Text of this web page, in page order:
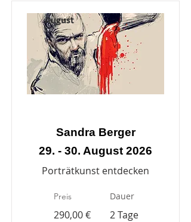
August
Sandra Berger
29. - 30. August 2026
Porträtkunst entdecken
Preis Dauer
290,00 € 2 Tage